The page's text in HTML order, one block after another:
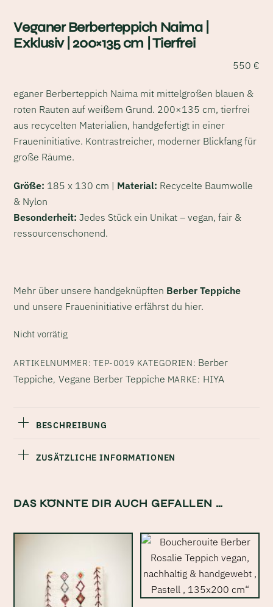
Veganer Berberteppich Naima |
Exklusiv | 200×135 cm | Tierfrei
550 €
eganer Berberteppich Naima mit mittelgroßen blauen &
roten Rauten auf weißem Grund. 200×135 cm, tierfrei
aus recycelten Materialien, handgefertigt in einer
Fraueninitiative. Kontrastreicher, moderner Blickfang für
große Räume.
Größe: 185 x 130 cm | Material: Recycelte Baumwolle
& Nylon
Besonderheit: Jedes Stück ein Unikat – vegan, fair &
ressourcenschonend.
Mehr über unsere handgeknüpften Berber Teppiche
und unsere Fraueninitiative erfährst du hier.
Nicht vorrätig
ARTIKELNUMMER:TEP-0019 KATEGORIEN: Berber
Teppiche, Vegane Berber Teppiche MARKE: HIYA
BESCHREIBUNG
ZUSÄTZLICHE INFORMATIONEN
DAS KÖNNTE DIR AUCH GEFALLEN …